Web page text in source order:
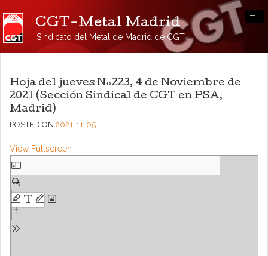
CGT-Metal Madrid
Sindicato del Metal de Madrid de CGT
-
Hoja del jueves Nº223, 4 de Noviembre de
2021 (Sección Sindical de CGT en PSA,
Madrid)
POSTED ON 2021-11-05
View Fullscreen
Saltar
al
contenido
del
PDF